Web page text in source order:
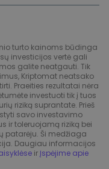
turto kainoms būdinga
investicijos vertė gali
galite neatgauti. Tik
Kriptomat neatsako
Praeities rezultatai nėra
investuoti tik į tuos
riziką suprantate. Prieš
savo investavimo
ir toleruojamą riziką bei
patarėju. Ši medžiaga
Daugiau informacijos
ir Įspėjime apie